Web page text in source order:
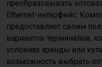
преобразовывать
Ethernet-интерфейс.
предоставляет своим
вариантов терминалов,
условиях аренды или
возможность выбрать